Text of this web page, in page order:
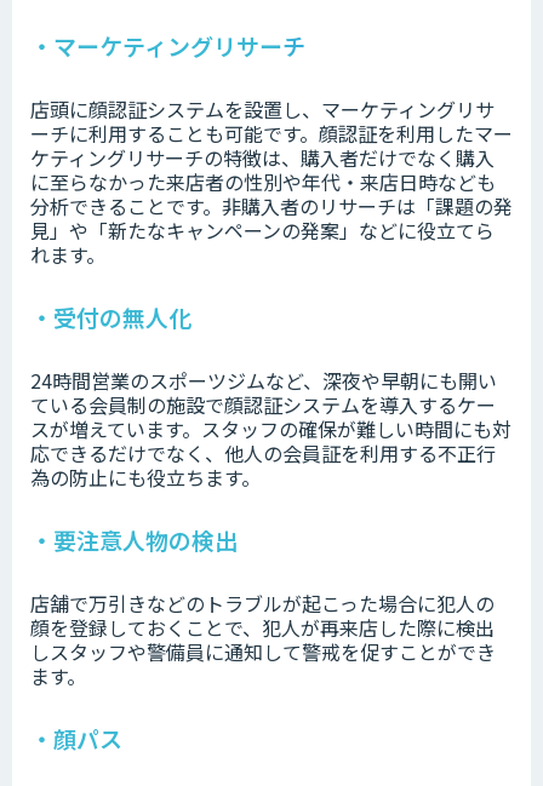
・マーケティングリサーチ
店頭に顔認証システムを設置し、マーケティングリサ
ーチに利用することも可能です。顔認証を利用したマー
ケティングリサーチの特徴は、購入者だけでなく購入
に至らなかった来店者の性別や年代・来店日時なども
分析できることです。非購入者のリサーチは「課題の発
見」や「新たなキャンペーンの発案」などに役立てら
れます。
・受付の無人化
24時間営業のスポーツジムなど、深夜や早朝にも開い
ている会員制の施設で顔認証システムを導入するケー
スが増えています。スタッフの確保が難しい時間にも対
応できるだけでなく、他人の会員証を利用する不正行
為の防止にも役立ちます。
・要注意人物の検出
店舗で万引きなどのトラブルが起こった場合に犯人の
顔を登録しておくことで、犯人が再来店した際に検出
しスタッフや警備員に通知して警戒を促すことができ
ます。
・顔パス